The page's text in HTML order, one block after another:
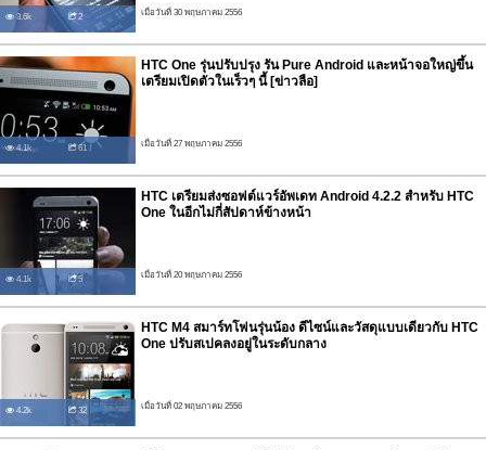
3.6k 2 เมื่อวันที่ 30 พฤษภาคม 2556
4.1k 61
HTC One รุ่นปรับปรุง รัน Pure Android และหน้าจอใหญ่ขึ้น
เตรียมเปิดตัวในเร็วๆ นี้ [ข่าวลือ]
เมื่อวันที่ 27 พฤษภาคม 2556
4.1k 5
HTC เตรียมส่งซอฟต์แวร์อัพเดท Android 4.2.2 สำหรับ HTC
One ในอีกไม่กี่สัปดาห์ข้างหน้า
เมื่อวันที่ 20 พฤษภาคม 2556
4.2k 32
HTC M4 สมาร์ทโฟนรุ่นน้อง ดีไซน์และวัสดุแบบเดียวกับ HTC
One ปรับสเปคลงอยู่ในระดับกลาง
เมื่อวันที่ 02 พฤษภาคม 2556